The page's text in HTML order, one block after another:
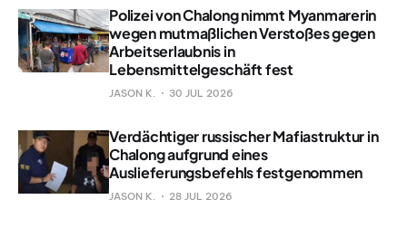
Polizei von Chalong nimmt Myanmarerin
wegen mutmaßlichen Verstoßes gegen
Arbeitserlaubnis in
Lebensmittelgeschäft fest
JASON K. 30 JUL 2026
Verdächtiger russischer Mafiastruktur in
Chalong aufgrund eines
Auslieferungsbefehls festgenommen
JASON K. 28 JUL 2026